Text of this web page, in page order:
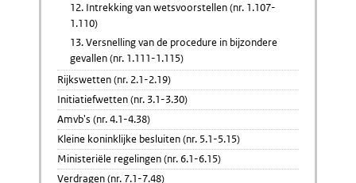
12. Intrekking van wetsvoorstellen (nr. 1.107-
1.110)
13. Versnelling van de procedure in bijzondere
gevallen (nr. 1.111-1.115)
Rijkswetten (nr. 2.1-2.19)
Initiatiefwetten (nr. 3.1-3.30)
Amvb's (nr. 4.1-4.38)
Kleine koninklijke besluiten (nr. 5.1-5.15)
Ministeriële regelingen (nr. 6.1-6.15)
Verdragen (nr. 7.1-7.48)